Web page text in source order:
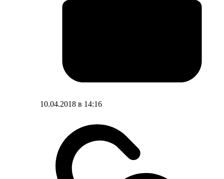
10.04.2018 в 14:16